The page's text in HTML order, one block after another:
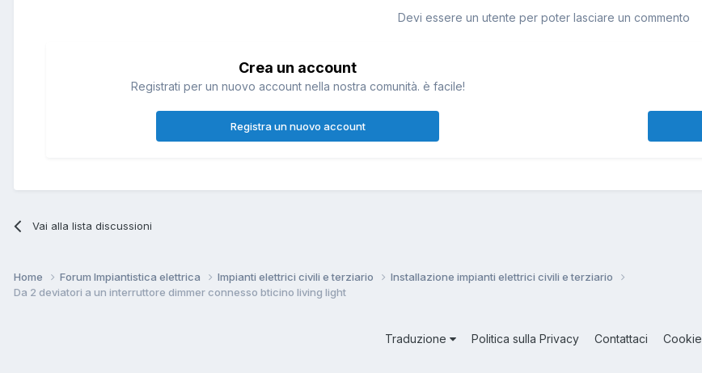
Devi essere un utente per poter lasciare un commento
Crea un account
Registrati per un nuovo account nella nostra comunità. è facile!
Registra un nuovo account
Vai alla lista discussioni
Home Forum Impiantistica elettrica Impianti elettrici civili e terziario
Installazione impianti elettrici civili e terziario
Da 2 deviatori a un interruttore dimmer connesso bticino living light
Traduzione Politica sulla Privacy Contattaci Cookie